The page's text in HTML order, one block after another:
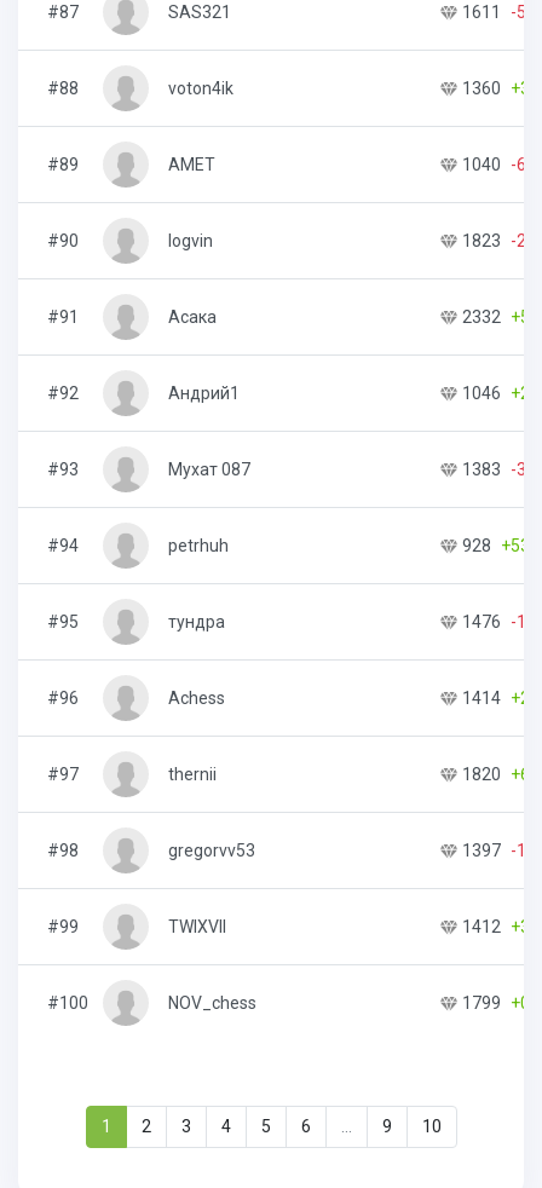
#87 SAS321 1611 -53
#88 voton4ik 1360
#89 AMET 1040 -67
#90 logvin 1823 -21
#91 Асака 2332 +51
#92 Андрий1 1046 +25
#93 Мухат 087 1383 -3
#94 petrhuh 928 +535
#95 тундра 1476 -13
#96 Achess 1414 +2
#97 thernii 1820 +61
#98 gregorvv53 1397 -12
#99 TWIXVII 1412
#100 NOV_chess 1799 +0
1 2 3 4 5 6 ... 9 10